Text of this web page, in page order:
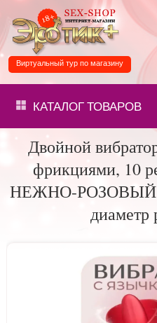
Виртуальный тур по магазину
КАТАЛОГТОВАРОВ
Двойной
фрикциями, 10
НЕЖНО-РОЗОВЫЙ,
диаметр